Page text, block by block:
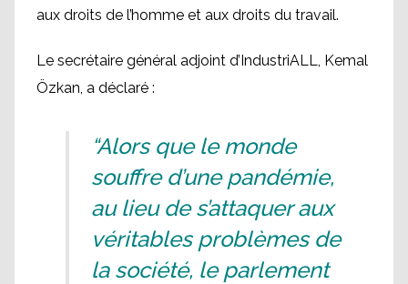
aux droits de l’homme et aux droits du travail.
Le secrétaire général adjoint d’IndustriALL, Kemal
Özkan, a déclaré :
“Alors que le monde
souffre d’une pandémie,
au lieu de s’attaquer aux
véritables problèmes de
la société, le parlement